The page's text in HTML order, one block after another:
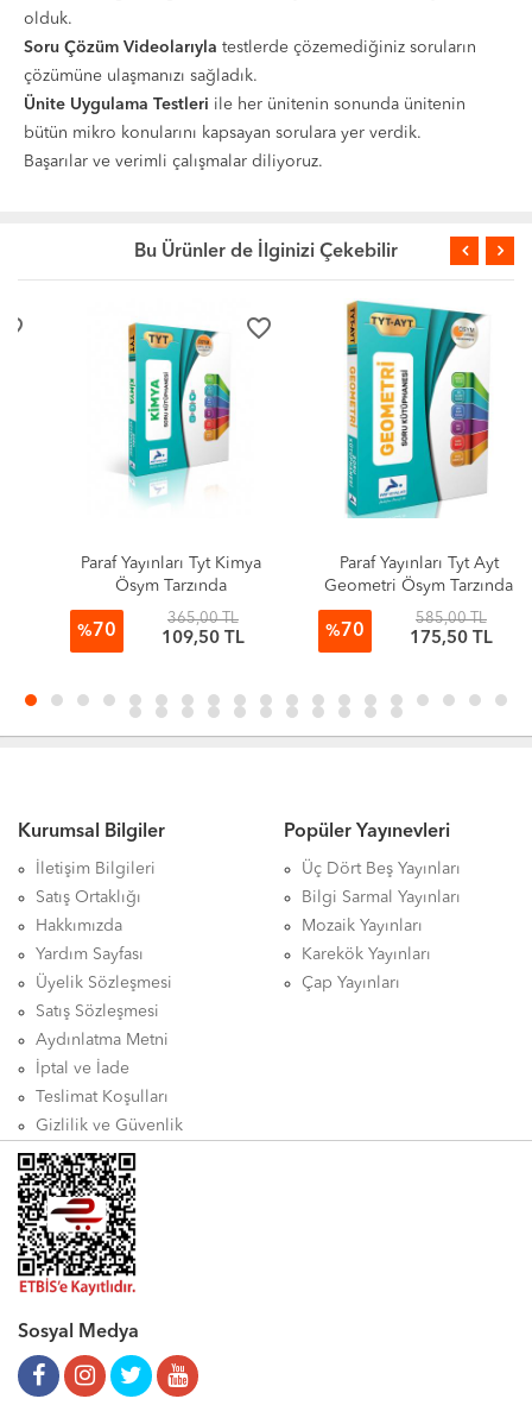
olduk.
Soru Çözüm Videolarıyla testlerde çözemediğiniz soruların
çözümüne ulaşmanızı sağladık.
Ünite Uygulama Testleri ile her ünitenin sonunda ünitenin
bütün mikro konularını kapsayan sorulara yer verdik.
Başarılar ve verimli çalışmalar diliyoruz.
Bu Ürünler de İlginizi Çekebilir
favorite_border
Paraf Yayınları Tyt Kimya
Ösym Tarzında
Hazırlanmış Soru
Kütüphanesi
70
365,00 TL
109,50 TL
favorite_border
Paraf Yayınları Tyt Ayt
Geometri Ösym Tarzında
Hazırlanmış Soru
Kütüphanesi
70
585,00 TL
175,50 TL
Kurumsal Bilgiler
İletişim Bilgileri
Satış Ortaklığı
Hakkımızda
Yardım Sayfası
Üyelik Sözleşmesi
Satış Sözleşmesi
Aydınlatma Metni
İptal ve İade
Teslimat Koşulları
Gizlilik ve Güvenlik
Popüler Yayınevleri
Üç Dört Beş Yayınları
Bilgi Sarmal Yayınları
Mozaik Yayınları
Karekök Yayınları
Çap Yayınları
Sosyal Medya